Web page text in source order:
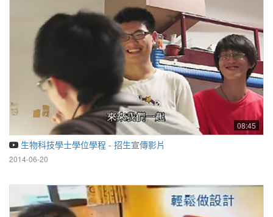
08:45
生物科技學士學位學程 - 招生宣傳影片
2014-06-20